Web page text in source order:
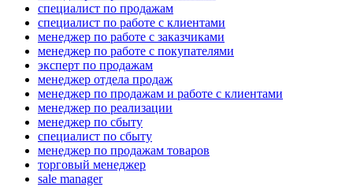
специалист по продажам
специалист по работе с клиентами
менеджер по работе с заказчиками
менеджер по работе с покупателями
эксперт по продажам
менеджер отдела продаж
менеджер по продажам и работе с клиентами
менеджер по реализации
менеджер по сбыту
специалист по сбыту
менеджер по продажам товаров
торговый менеджер
sale manager